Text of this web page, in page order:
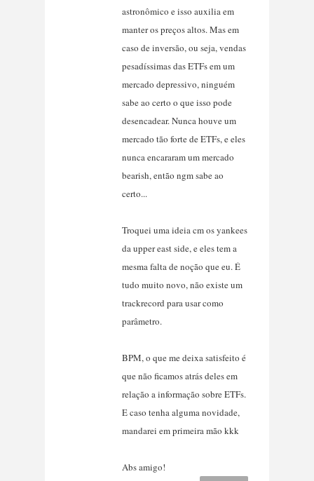
astronômico e isso auxilia em
manter os preços altos. Mas em
caso de inversão, ou seja, vendas
pesadíssimas das ETFs em um
mercado depressivo, ninguém
sabe ao certo o que isso pode
desencadear. Nunca houve um
mercado tão forte de ETFs, e eles
nunca encararam um mercado
bearish, então ngm sabe ao
certo...
Troquei uma ideia cm os yankees
da upper east side, e eles tem a
mesma falta de noção que eu. É
tudo muito novo, não existe um
trackrecord para usar como
parâmetro.
BPM, o que me deixa satisfeito é
que não ficamos atrás deles em
relação a informação sobre ETFs.
E caso tenha alguma novidade,
mandarei em primeira mão kkk
Abs amigo!